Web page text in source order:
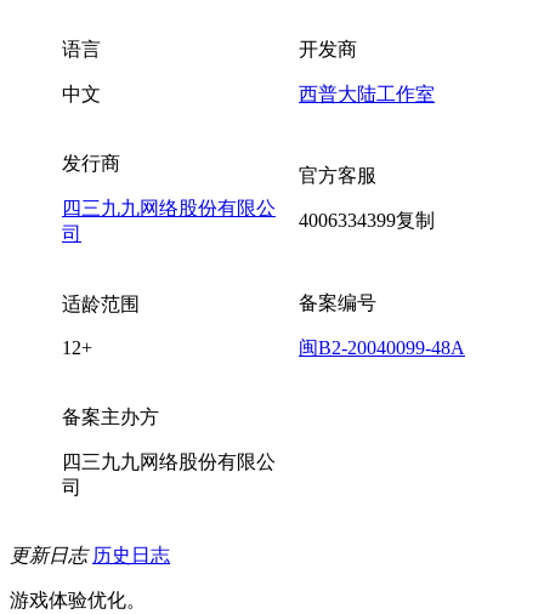
语言
中文
开发商
西普大陆工作室
发行商
四三九九网络股份有限公
司
官方客服
4006334399复制
适龄范围
12+
备案编号
闽B2-20040099-48A
备案主办方
四三九九网络股份有限公
司
更新日志 历史日志
游戏体验优化。